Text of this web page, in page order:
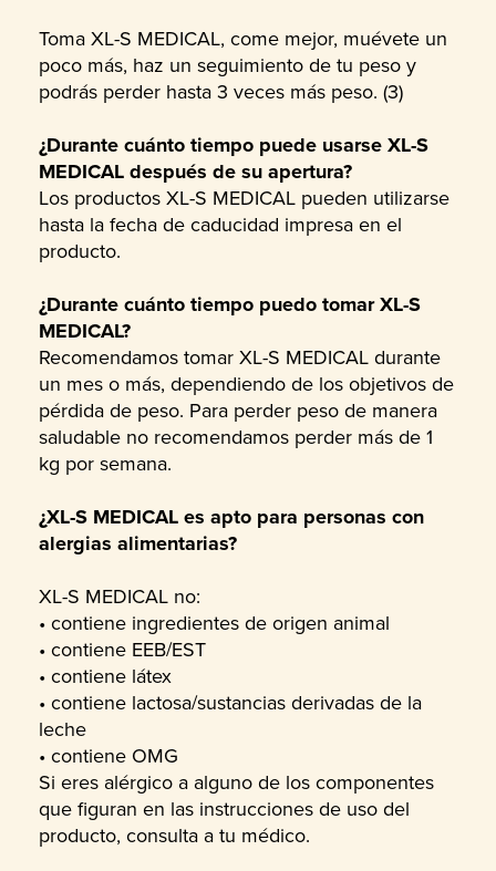
Toma XL-S MEDICAL, come mejor, muévete un
poco más, haz un seguimiento de tu peso y
podrás perder hasta 3 veces más peso. (3)
¿Durante cuánto tiempo puede usarse XL-S
MEDICAL después de su apertura?
Los productos XL-S MEDICAL pueden utilizarse
hasta la fecha de caducidad impresa en el
producto.
¿Durante cuánto tiempo puedo tomar XL-S
MEDICAL?
Recomendamos tomar XL-S MEDICAL durante
un mes o más, dependiendo de los objetivos de
pérdida de peso. Para perder peso de manera
saludable no recomendamos perder más de 1
kg por semana.
¿XL-S MEDICAL es apto para personas con
alergias alimentarias?
XL-S MEDICAL no:
• contiene ingredientes de origen animal
• contiene EEB/EST
• contiene látex
• contiene lactosa/sustancias derivadas de la
leche
• contiene OMG
Si eres alérgico a alguno de los componentes
que figuran en las instrucciones de uso del
producto, consulta a tu médico.